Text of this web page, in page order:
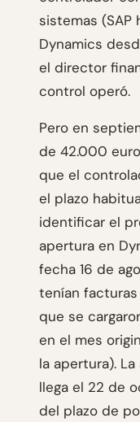
sistemas (SAP
Dynamics
el director
control operó.
Pero en
de 42.000
que el
el plazo
identificar el
apertura en
fecha 16 de
tenían facturas
que se
en el mes
la apertura).
llega el 22 de
del plazo de